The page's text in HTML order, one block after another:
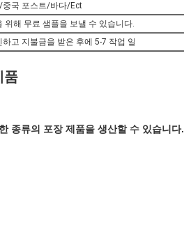
중국 포스트/바다/Ect
위해 무료 샘플을 보낼 수 있습니다.
고 지불금을 받은 후에 5-7 작업 일
품
종류의 포장 제품을 생산할 수 있습니다.